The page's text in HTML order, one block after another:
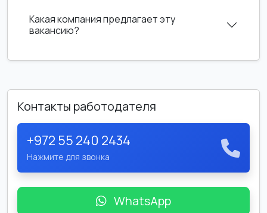
Какая компания предлагает эту
вакансию?
Контакты работодателя
+972 55 240 2434
Нажмите для звонка
WhatsApp